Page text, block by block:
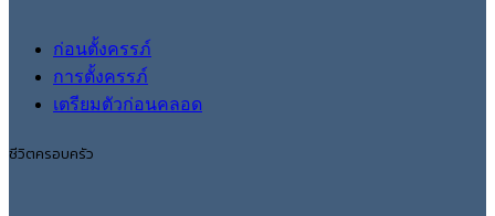
ก่อนตั้งครรภ์
การตั้งครรภ์
เตรียมตัวก่อนคลอด
ชีวิตครอบครัว